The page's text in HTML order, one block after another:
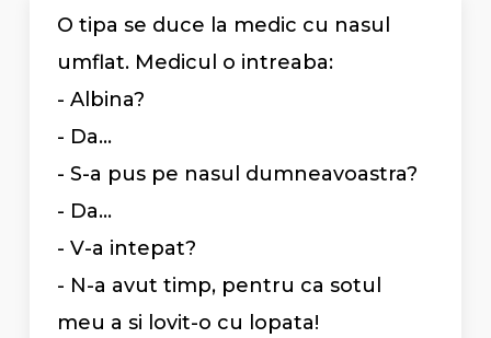
O tipa se duce la medic cu nasul
umflat. Medicul o intreaba:
- Albina?
- Da...
- S-a pus pe nasul dumneavoastra?
- Da...
- V-a intepat?
- N-a avut timp, pentru ca sotul
meu a si lovit-o cu lopata!